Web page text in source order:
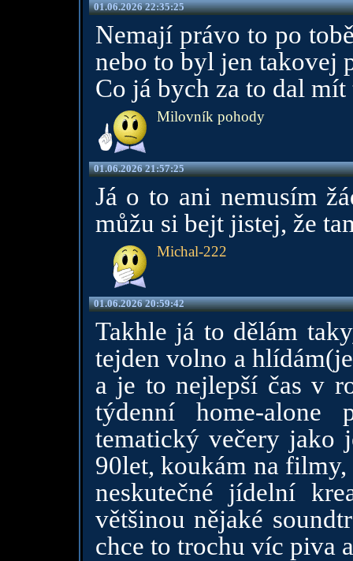
01.06.2026 22:35:25
Nemají právo to po
nebo to byl jen takovej
Co já bych za to dal
Milovník pohody
01.06.2026 21:57:25
Já o to ani nemusím
můžu si bejt jistej, že
Michal-222
01.06.2026 20:59:42
Takhle já to dělám
tejden volno a
a je to nejlepší čas v
týdenní home-
tematický večery jako
90let, koukám na
neskutečné jídelní
většinou nějaké
chce to trochu víc piva